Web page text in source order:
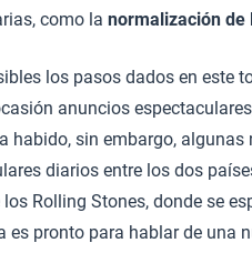
como la normalización de
los pasos dados en este
anuncios
habido, sin embargo,
diarios entre los dos
Rolling Stones, donde se
pronto para hablar de una